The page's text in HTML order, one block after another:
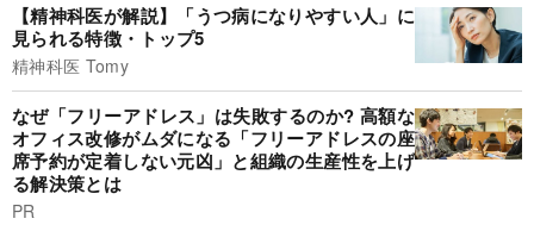
【精神科医が解説】「うつ病になりやすい人」に
見られる特徴・トップ5
精神科医 Tomy
なぜ「フリーアドレス」は失敗するのか? 高額な
オフィス改修がムダになる「フリーアドレスの座
席予約が定着しない元凶」と組織の生産性を上げ
る解決策とは
PR